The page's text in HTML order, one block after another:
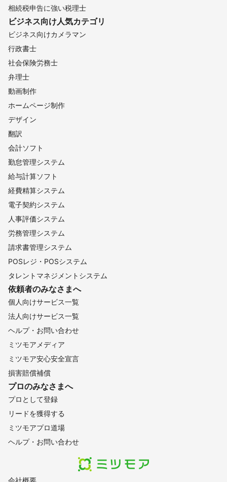
会社概要
相続税申告に強い税理士
ビジネス向け人気カテゴリ
ビジネス向けカメラマン
行政書士
社会保険労務士
弁理士
動画制作
ホームページ制作
デザイン
翻訳
会計ソフト
勤怠管理システム
給与計算ソフト
経費精算システム
電子契約システム
人事評価システム
労務管理システム
請求書管理システム
POSレジ・POSシステム
タレントマネジメントシステム
依頼者のみなさまへ
個人向けサービス一覧
法人向けサービス一覧
ヘルプ・お問い合わせ
ミツモアメディア
ミツモア安心安全宣言
損害賠償補償
プロのみなさまへ
プロとして登録
リードを獲得する
ミツモアプロ道場
ヘルプ・お問い合わせ